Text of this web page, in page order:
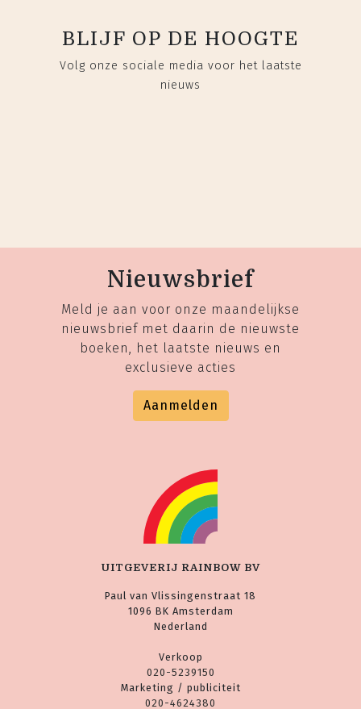
BLIJF OP DE HOOGTE
Volg onze sociale media voor het laatste
nieuws
Nieuwsbrief
Meld je aan voor onze maandelijkse
nieuwsbrief met daarin de nieuwste
boeken, het laatste nieuws en
exclusieve acties
Aanmelden
UITGEVERIJ RAINBOW BV
Paul van Vlissingenstraat 18
1096 BK Amsterdam
Nederland
Verkoop
020-5239150
Marketing / publiciteit
020-4624380